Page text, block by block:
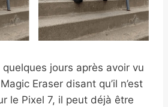
jours après avoir vu
Eraser disant qu’il n’est
le Pixel 7, il peut déjà être